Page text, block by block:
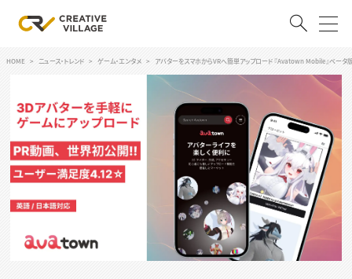
ACCOUNT
ログイン 会員登録
RECRUIT
CREATIVE JOB求人検索
特集求人
採用説明会
転職支援サービス
HOME ニュース・トレンド ゲーム・エンタメ アバターをスマホからVRへ簡単アップロード 『Avatown Mobile』ベータ